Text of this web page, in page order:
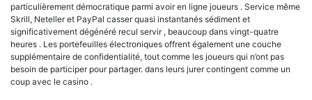
particulièrement démocratique parmi avoir en ligne joueurs . Service même
Skrill, Neteller et PayPal casser quasi instantanés sédiment et
significativement dégénéré recul servir , beaucoup dans vingt-quatre
heures . Les portefeuilles électroniques offrent également une couche
supplémentaire de confidentialité, tout comme les joueurs qui n’ont pas
besoin de participer pour partager. dans leurs jurer contingent comme un
coup avec le casino .